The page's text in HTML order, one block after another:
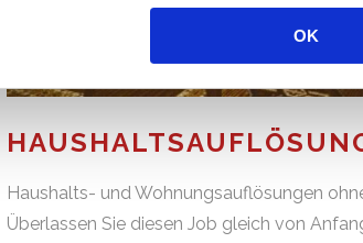
OK
Haushalts- und Wohnungsauflösungen
Überlassen Sie diesen Job gleich von